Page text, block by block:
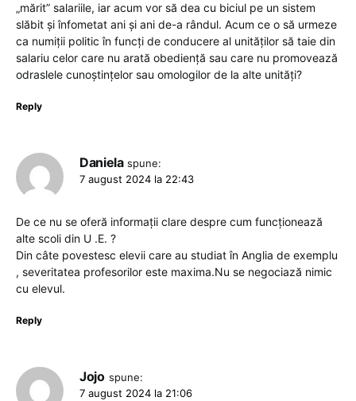
„mărit” salariile, iar acum vor să dea cu biciul pe un sistem
slăbit şi înfometat ani şi ani de-a rândul. Acum ce o să urmeze
ca numiții politic în funcți de conducere al unităților să taie din
salariu celor care nu arată obediență sau care nu promovează
odraslele cunoştințelor sau omologilor de la alte unități?
Reply
Daniela spune:
7 august 2024 la 22:43
De ce nu se oferă informații clare despre cum funcționează
alte scoli din U .E. ?
Din câte povestesc elevii care au studiat în Anglia de exemplu
, severitatea profesorilor este maxima.Nu se negociază nimic
cu elevul.
Reply
Jojo spune:
7 august 2024 la 21:06